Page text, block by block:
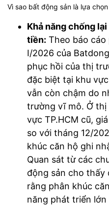
Vì sao bất động sản là lựa
Khả năng chống
tiền: Theo báo
I/2026 của
phục hồi của thị
đặc biệt tại khu
vẫn còn chậm do
trường vĩ mô. Ở
vực TP.HCM cũ,
so với tháng 12/
khúc căn hộ ghi
Quan sát từ các
động sản cho thấy
rằng phân khúc
năng phát triển